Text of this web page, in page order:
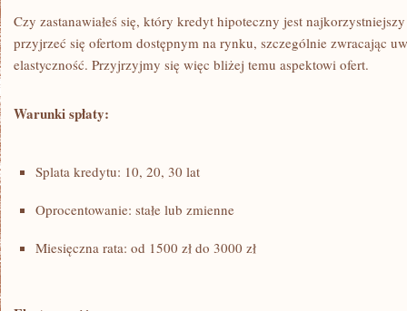
Czy zastanawiałeś się, który kredyt hipoteczny jest
przyjrzeć się ‍ofertom dostępnym na rynku, szczególnie zwracając
elastyczność. Przyjrzyjmy się ⁣więc bliżej temu aspektowi ofert.
Warunki ⁢spłaty:
Splata kredytu: 10, 20, 30⁤ lat
Oprocentowanie: ⁤stałe lub zmienne
Miesięczna rata: od 1500 ‌zł do 3000 zł